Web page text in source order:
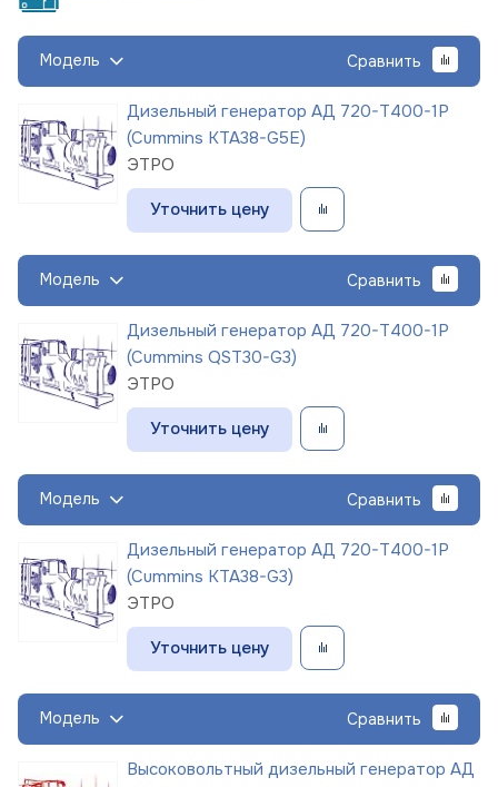
Модель Сравнить
Дизельный генератор АД 720-Т400-1Р
(Cummins KTA38-G5E)
ЭТРО
Уточнить цену
Модель Сравнить
Дизельный генератор АД 720-Т400-1Р
(Cummins QST30-G3)
ЭТРО
Уточнить цену
Модель Сравнить
Дизельный генератор АД 720-Т400-1Р
(Cummins KTA38-G3)
ЭТРО
Уточнить цену
Модель Сравнить
Высоковольтный дизельный генератор АД